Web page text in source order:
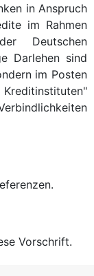
in Anspruch
im Rahmen
Deutschen
Darlehen sind
im Posten
Vorschrift.